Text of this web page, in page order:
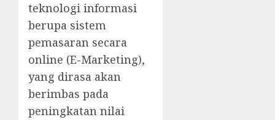
teknologi informasi
berupa sistem
pemasaran secara
online (E-Marketing),
yang dirasa akan
berimbas pada
peningkatan nilai